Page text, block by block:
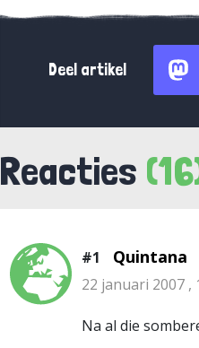
Deel artikel
Reacties
#1 Quintana
22 januari 2007 ,
Na al die